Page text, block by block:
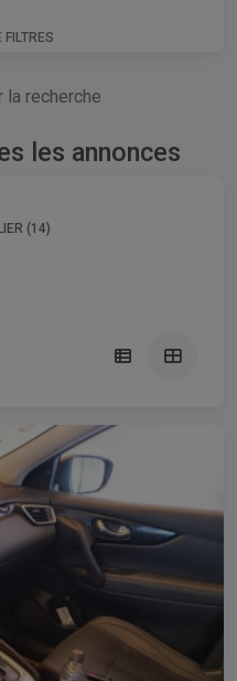
FILTRES
la recherche
les annonces
(14)